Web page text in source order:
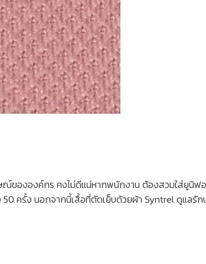
ขององค์กร คงไม่ดีแน่หากพนักงาน ต้องสวมใส่ยูนิฟ
ครั้ง นอกจากนี้เสื้อที่ตัดเย็บด้วยผ้า Syntrel ดูแลรัก